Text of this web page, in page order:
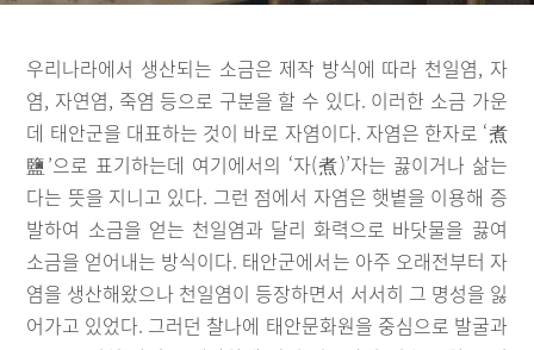
우리나라에서 생산되는 소금은 제작 방식에 따라 천일염, 자
염, 자연염, 죽염 등으로 구분을 할 수 있다. 이러한 소금 가운
데 태안군을 대표하는 것이 바로 자염이다. 자염은 한자로 ‘煮
鹽’으로 표기하는데 여기에서의 ‘자(煮)’자는 끓이거나 삶는
다는 뜻을 지니고 있다. 그런 점에서 자염은 햇볕을 이용해 증
발하여 소금을 얻는 천일염과 달리 화력으로 바닷물을 끓여
소금을 얻어내는 방식이다. 태안군에서는 아주 오래전부터 자
염을 생산해왔으나 천일염이 등장하면서 서서히 그 명성을 잃
어가고 있었다. 그러던 찰나에 태안문화원을 중심으로 발굴과